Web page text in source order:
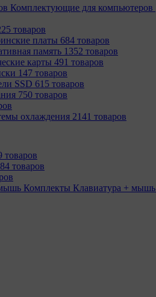
Комплектующие для компьютеров
товаров
платы 684 товаров
память 1352 товаров
карты 491 товаров
147 товаров
SSD 615 товаров
750 товаров
охлаждения 2141 товаров
товаров
товаров
Комплекты Клавиатура + мышь